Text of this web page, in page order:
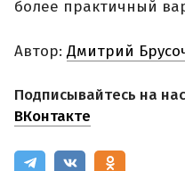
более практичный
Автор: Дмитрий
Подписывайтесь на
ВКонтакте